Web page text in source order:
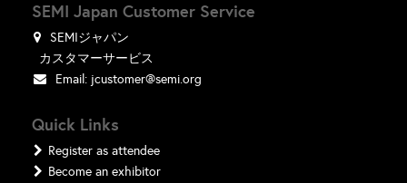
SEMI Japan Customer Service
SEMIジャパン
カスタマーサービス
Email: jcustomer@semi.org
Quick Links
Register as attendee
Become an exhibitor